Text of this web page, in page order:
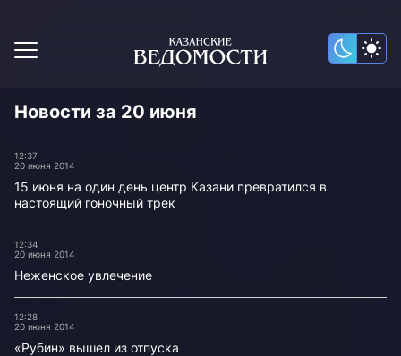
Новости за 20 июня
12:37
20 июня 2014
15 июня на один день центр Казани превратился в
настоящий гоночный трек
12:34
20 июня 2014
Неженское увлечение
12:28
20 июня 2014
«Рубин» вышел из отпуска